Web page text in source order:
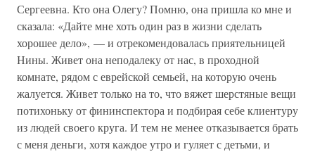
Сергеевна. Кто она Олегу? Помню, она пришла ко мне и
сказала: «Дайте мне хоть один раз в жизни сделать
хорошее дело», — и отрекомендовалась приятельницей
Нины. Живет она неподалеку от нас, в проходной
комнате, рядом с еврейской семьей, на которую очень
жалуется. Живет только на то, что вяжет шерстяные вещи
потихоньку от фининспектора и подбирая себе клиентуру
из людей своего круга. И тем не менее отказывается брать
с меня деньги, хотя каждое утро и гуляет с детьми, и